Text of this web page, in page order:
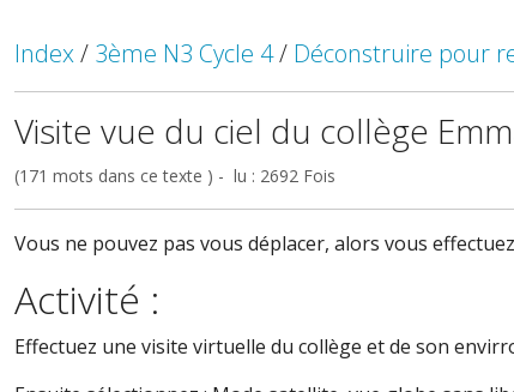
Index/ 3ème N3 Cycle 4/ Déconstruire pour
Visite vue du ciel du collège
(171 mots dans ce texte ) - lu : 2692 Fois
Vous ne pouvez pas vous déplacer, alors vous
Activité :
Effectuez une visite virtuelle du collège et de son